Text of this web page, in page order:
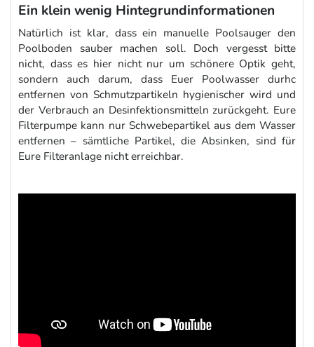
Ein klein wenig Hintegrundinformationen
Natürlich ist klar, dass ein manuelle Poolsauger den
Poolboden sauber machen soll. Doch vergesst bitte
nicht, dass es hier nicht nur um schönere Optik geht,
sondern auch darum, dass Euer Poolwasser durhc
entfernen von Schmutzpartikeln hygienischer wird und
der Verbrauch an Desinfektionsmitteln zurückgeht. Eure
Filterpumpe kann nur Schwebepartikel aus dem Wasser
entfernen – sämtliche Partikel, die Absinken, sind für
Eure Filteranlage nicht erreichbar.